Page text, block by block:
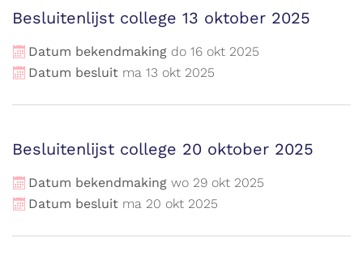
Besluitenlijst college 13 oktober 2025
Datum bekendmaking do 16 okt 2025
Datum besluit ma 13 okt 2025
Besluitenlijst college 20 oktober 2025
Datum bekendmaking wo 29 okt 2025
Datum besluit ma 20 okt 2025